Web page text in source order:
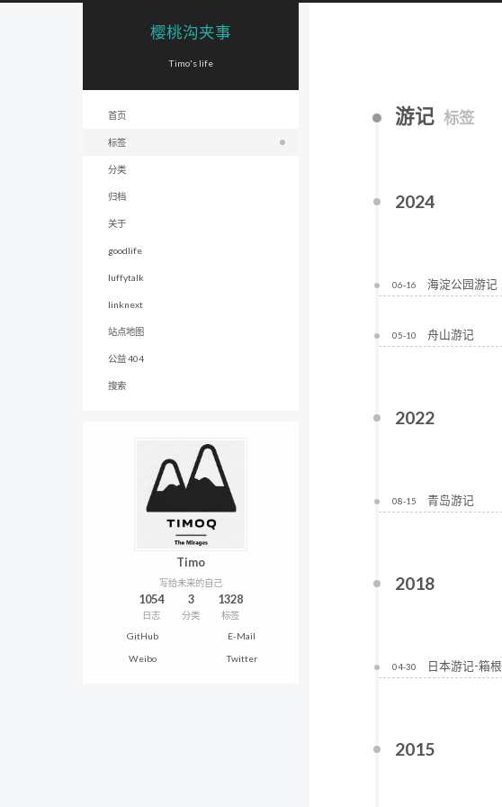
樱桃沟夹事
Timo's life
首页
标签
分类
归档
关于
goodlife
luffytalk
linknext
站点地图
公益 404
搜索
Timo
写给未来的自己
1054
日志
3
分类
1328
标签
GitHub
E-Mail
Weibo Twitter
游记 标签
2024
06-16 海淀公园游记
05-10 舟山游记
2022
08-15 青岛游记
2018
04-30 日本游记-箱根
2015